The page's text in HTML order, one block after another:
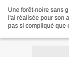
Une forêt-noire sans
l'ai réalisée pour son
pas si compliqué que